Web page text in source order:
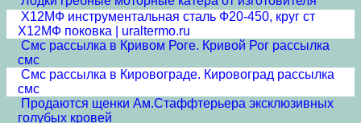
Х12МФ инструментальная сталь Ф20-450, круг ст
Х12МФ поковка | uraltermo.ru
Смс рассылка в Кривом Роге. Кривой Рог рассылка
смс
Смс рассылка в Кировограде. Кировоград рассылка
смс
Продаются щенки Ам.Стаффтерьера эксклюзивных
голубых кровей